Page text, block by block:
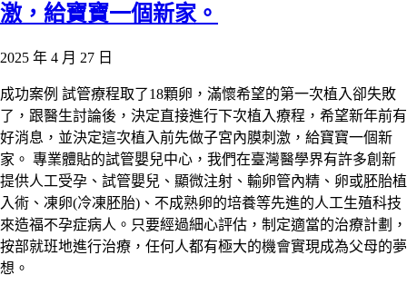
激，給寶寶一個新家。
2025 年 4 月 27 日
成功案例 試管療程取了18顆卵，滿懷希望的第一次植入卻失敗
了，跟醫生討論後，決定直接進行下次植入療程，希望新年前有
好消息，並決定這次植入前先做子宮內膜刺激，給寶寶一個新
家。 專業體貼的試管嬰兒中心，我們在臺灣醫學界有許多創新
提供人工受孕、試管嬰兒、顯微注射、輸卵管內精、卵或胚胎植
入術、凍卵(冷凍胚胎)、不成熟卵的培養等先進的人工生殖科技
來造福不孕症病人。只要經過細心評估，制定適當的治療計劃，
按部就班地進行治療，任何人都有極大的機會實現成為父母的夢
想。